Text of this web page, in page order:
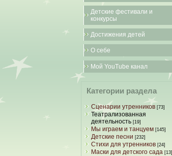
Детские фестивали и
конкурсы
Достижения детей
О себе
Мой YouTube канал
Категории раздела
Сценарии утренников [73]
Театрализованная
деятельность [19]
Мы играем и танцуем [145]
Детские песни [232]
Стихи для утренников [24]
Маски для детского сада [13]